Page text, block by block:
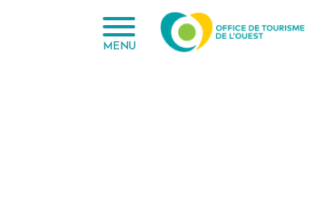
MENU